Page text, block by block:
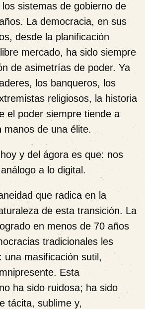
sistemas de gobierno de
La democracia, en sus
desde la planificación
mercado, ha sido siempre
de asimetrías de poder. Ya
los banqueros, los
religiosos, la historia
el poder siempre tiende a
manos de una élite.
y del ágora es que: nos
a lo digital.
que radica en la
de esta transición. La
en menos de 70 años
tradicionales les
una masificación sutil,
Esta
ha sido ruidosa; ha sido
tácita, sublime y,